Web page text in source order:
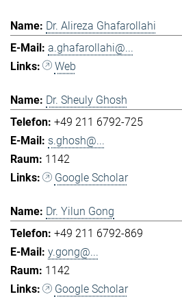
Dr. Alireza Ghafarollahi
a.ghafarollahi@...
Web
Dr. Sheuly Ghosh
+49 211 6792-725
s.ghosh@...
1142
Google Scholar
Dr. Yilun Gong
+49 211 6792-869
y.gong@...
1142
Google Scholar